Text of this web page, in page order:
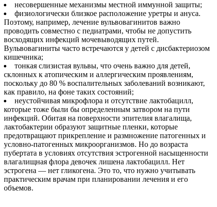
несовершенные механизмы местной иммунной защиты;
физиологически близкое расположение уретры и ануса.
Поэтому, например, лечение вульвовагинитов важно
проводить совместно с педиатрами, чтобы не допустить
восходящих инфекций мочевыводящих путей.
Вульвовагиниты часто встречаются у детей с дисбактериозом
кишечника;
тонкая слизистая вульвы, что очень важно для детей,
склонных к атопическим и аллергическим проявлениям,
поскольку до 80 % воспалительных заболеваний возникают,
как правило, на фоне таких состояний;
неустойчивая микрофлора и отсутствие лактобацилл,
которые тоже были бы определенным затвором на пути
инфекций. Обитая на поверхности эпителия влагалища,
лактобактерии образуют защитные пленки, которые
предотвращают прикрепление и размножение патогенных и
условно-патогенных микроорганизмов. Но до возраста
пубертата в условиях отсутствия эстрогенной насыщенности
влагалищная флора девочек лишена лактобацилл. Нет
эстрогена — нет гликогена. Это то, что нужно учитывать
практическим врачам при планировании лечения и его
объемов.